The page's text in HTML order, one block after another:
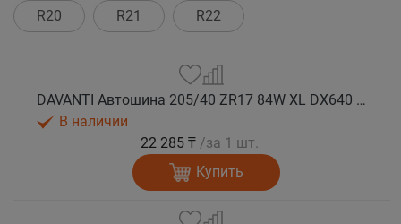
R20
R21 R22
DAVANTI Автошина 205/40 ZR17 84W XL DX640 RPR лето
В наличии
22 285 ₸ /за 1 шт.
Купить